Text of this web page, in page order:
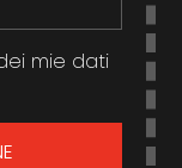
mie dati